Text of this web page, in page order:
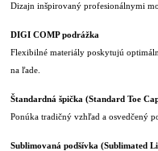
Dizajn inšpirovaný profesionálnymi
DIGI COMP podrážka
Flexibilné materiály poskytujú
na ľade.
Štandardná špička (Standard Toe
Ponúka tradičný vzhľad a osvedčený
Sublimovaná podšívka (Sublimated